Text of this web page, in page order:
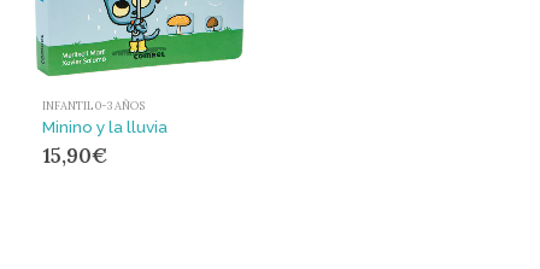
INFANTIL 0-3 AÑOS
Minino y la lluvia
15,90€